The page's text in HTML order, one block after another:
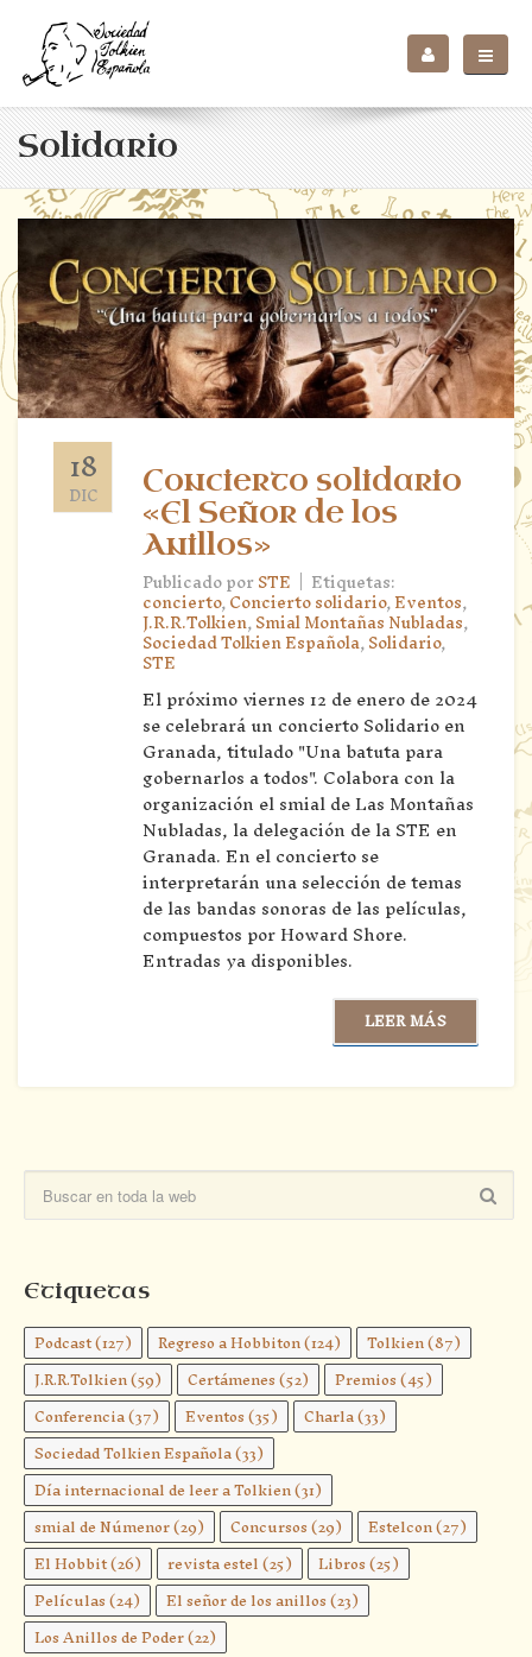
Solidario
18
DIC
Concierto solidario
«El Señor de los
Anillos»
Publicado porSTE | Etiquetas:
concierto,Concierto solidario,Eventos,
J.R.R.Tolkien,Smial Montañas Nubladas,
Sociedad Tolkien Española,Solidario,
STE
El próximo viernes 12 de enero de 2024
se celebrará un concierto Solidario en
Granada, titulado "Una batuta para
gobernarlos a todos". Colabora con la
organización el smial de Las Montañas
Nubladas, la delegación de la STE en
Granada. En el concierto se
interpretarán una selección de temas
de las bandas sonoras de las películas,
compuestos por Howard Shore.
Entradas ya disponibles.
LEER MÁS
Etiquetas
Podcast(127) Regreso a Hobbiton(124) Tolkien(87)
J.R.R.Tolkien(59) Certámenes(52) Premios(45)
Conferencia(37) Eventos(35) Charla(33)
Sociedad Tolkien Española(33)
Día internacional de leer a Tolkien(31)
smial de Númenor(29) Concursos(29) Estelcon(27)
El Hobbit(26) revista estel(25) Libros(25)
Películas(24) El señor de los anillos(23)
Los Anillos de Poder(22)